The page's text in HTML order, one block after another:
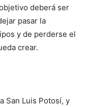
deberá ser
pasar la
y de perderse el
crear.
San Luis Potosí, y